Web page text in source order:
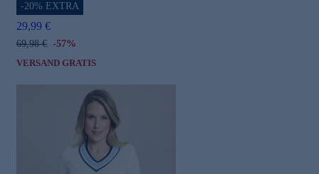
-20% EXTRA
29,99 €
69,98 € -57%
VERSAND GRATIS